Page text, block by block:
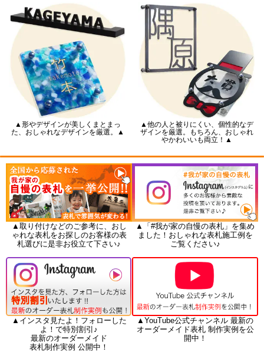
▲形やデザインが美しくまとまっ
た、おしゃれなデザインを厳選。▲
▲他の人と被りにくい、個性的なデ
ザインを厳選。もちろん、おしゃれ
やかわいいも両立！▲
▲取り付けなどのご参考に、おし
ゃれな表札をお探しのお客様の表
札選びに是非お役立て下さい♪
▲「#我が家の自慢の表札」を集め
ました！おしゃれな表札施工例を
ご覧ください♪
▲インスタ見たよ！フォローした
よ！で特別割引♪
最新のオーダーメイド
表札制作実例 公開中！
▲YouTube公式チャンネル 最新の
オーダーメイド表札 制作実例を公
開中！